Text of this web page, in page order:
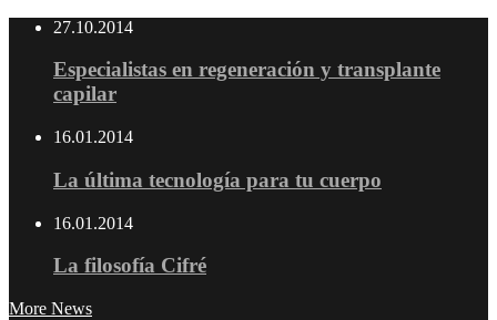
27.10.2014
Especialistas en regeneración y transplante
capilar
16.01.2014
La última tecnología para tu cuerpo
16.01.2014
La filosofía Cifré
More News